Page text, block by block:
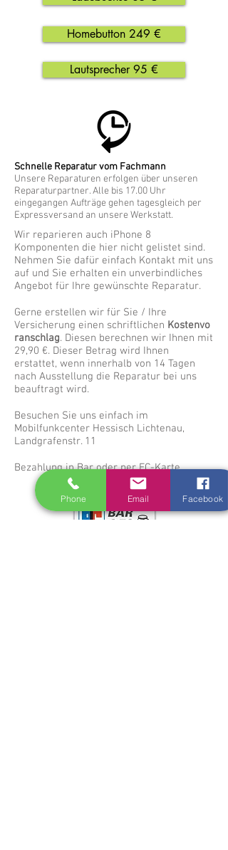
Homebutton 249 €
Lautsprecher 95 €
Schnelle Reparatur vom Fachmann
Unsere Reparaturen erfolgen über unseren
Reparaturpartner. Alle bis 17.00 Uhr
eingegangen Aufträge gehen tagesgleich per
Expressversand an unsere Werkstatt.
Wir reparieren auch iPhone 8
Komponenten die hier nicht gelistet sind.
Nehmen Sie dafür einfach Kontakt mit uns
auf und Sie erhalten ein unverbindliches
Angebot für Ihre gewünschte Reparatur.
Gerne erstellen wir für Sie / Ihre
Versicherung einen schriftlichen Kostenvo
ranschlag. Diesen berechnen wir Ihnen mit
29,90 €. Dieser Betrag wird Ihnen
erstattet, wenn innerhalb von 14 Tagen
nach Ausstellung die Reparatur bei uns
beauftragt wird.
Besuchen Sie uns einfach im
Mobilfunkcenter Hessisch Lichtenau,
Landgrafenstr. 11
Bezahlung in Bar oder per EC-Karte
Phone Email Facebook